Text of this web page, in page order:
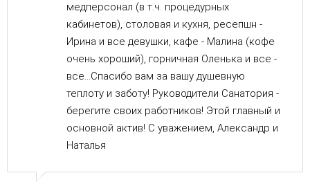
медперсонал (в т.ч. процедурных
кабинетов), столовая и кухня, ресепшн -
Ирина и все девушки, кафе - Малина (кофе
очень хороший), горничная Оленька и все -
все...Спасибо вам за вашу душевную
теплоту и заботу! Руководители Санатория -
берегите своих работников! Этой главный и
основной актив! С уважением, Александр и
Наталья